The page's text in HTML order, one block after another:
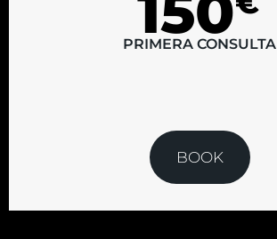
PRIMERA CONSULTA
BOOK